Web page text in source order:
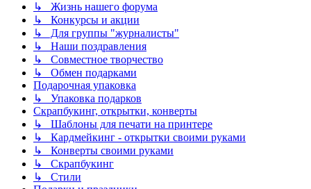
↳ Жизнь нашего форума
↳ Конкурсы и акции
↳ Для группы "журналисты"
↳ Наши поздравления
↳ Совместное творчество
↳ Обмен подарками
Подарочная упаковка
↳ Упаковка подарков
Скрапбукинг, открытки, конверты
↳ Шаблоны для печати на принтере
↳ Кардмейкинг - открытки своими руками
↳ Конверты своими руками
↳ Скрапбукинг
↳ Стили